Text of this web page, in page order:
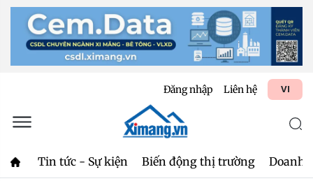
Đăng nhập Liên hệ VI
Tin tức - Sự kiện Biến động thị trường Doanh